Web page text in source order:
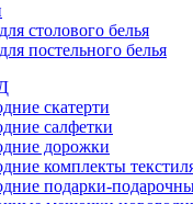
столового белья
постельного белья
скатерти
салфетки
дорожки
комплекты
подарки-